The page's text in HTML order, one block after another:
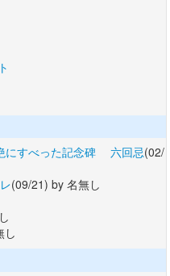
にすべった記念碑 六回忌(02/
(09/21) by 名無し
し